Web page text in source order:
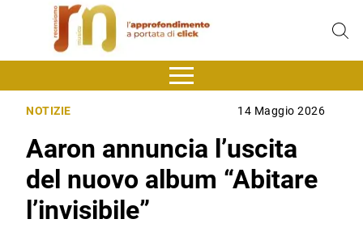
NOTIZIE 14 Maggio 2026
Aaron annuncia l’uscita
del nuovo album “Abitare
l’invisibile”